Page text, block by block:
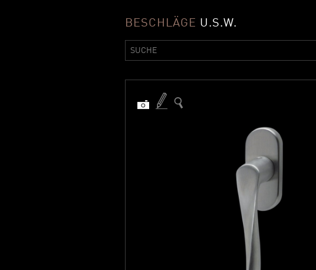
BESCHLÄGE U.S.W.